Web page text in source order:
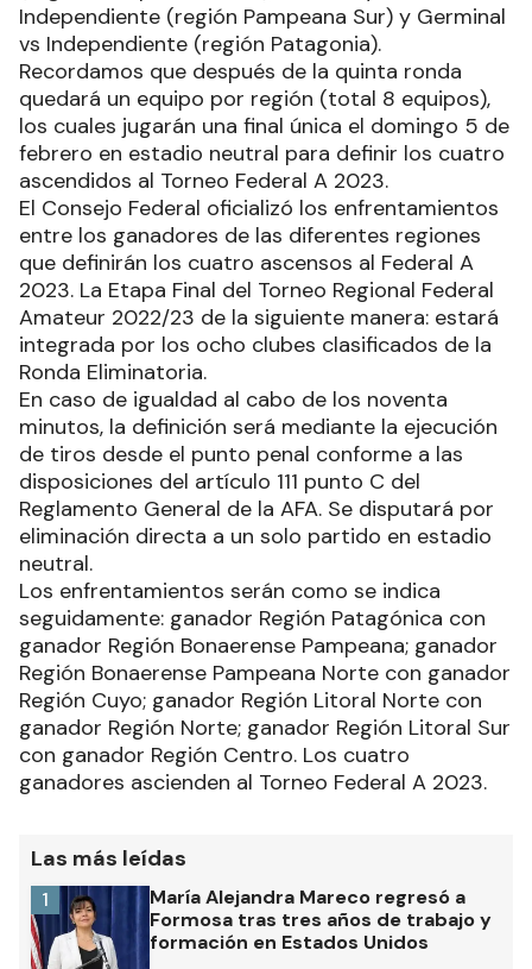
Independiente (región Pampeana Sur) y Germinal
vs Independiente (región Patagonia).
Recordamos que después de la quinta ronda
quedará un equipo por región (total 8 equipos),
los cuales jugarán una final única el domingo 5 de
febrero en estadio neutral para definir los cuatro
ascendidos al Torneo Federal A 2023.
El Consejo Federal oficializó los enfrentamientos
entre los ganadores de las diferentes regiones
que definirán los cuatro ascensos al Federal A
2023. La Etapa Final del Torneo Regional Federal
Amateur 2022/23 de la siguiente manera: estará
integrada por los ocho clubes clasificados de la
Ronda Eliminatoria.
En caso de igualdad al cabo de los noventa
minutos, la definición será mediante la ejecución
de tiros desde el punto penal conforme a las
disposiciones del artículo 111 punto C del
Reglamento General de la AFA. Se disputará por
eliminación directa a un solo partido en estadio
neutral.
Los enfrentamientos serán como se indica
seguidamente: ganador Región Patagónica con
ganador Región Bonaerense Pampeana; ganador
Región Bonaerense Pampeana Norte con ganador
Región Cuyo; ganador Región Litoral Norte con
ganador Región Norte; ganador Región Litoral Sur
con ganador Región Centro. Los cuatro
ganadores ascienden al Torneo Federal A 2023.
Las más leídas
María Alejandra Mareco regresó a
Formosa tras tres años de trabajo y
formación en Estados Unidos
1